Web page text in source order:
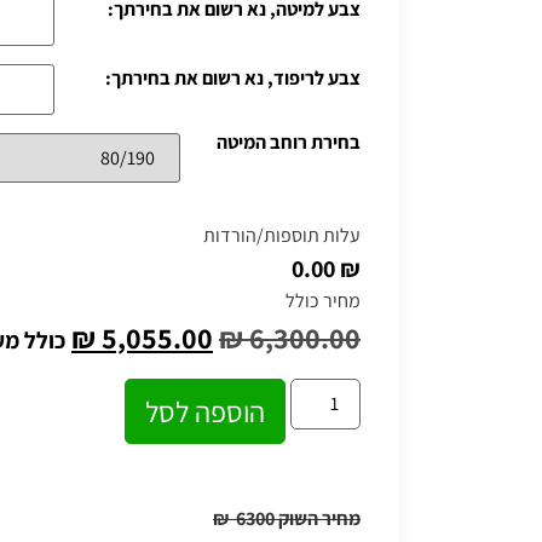
בחירת רוחב המיטה
צבע למיטה, נא רשום את בחירתך:
צבע לריפוד, נא רשום את בחירתך:
עלות תוספות/הורדות
₪ 0.00
מחיר כולל
₪6,300.00
₪5,055.00 כולל
הוספה לסל
מחיר השוק 6300
₪